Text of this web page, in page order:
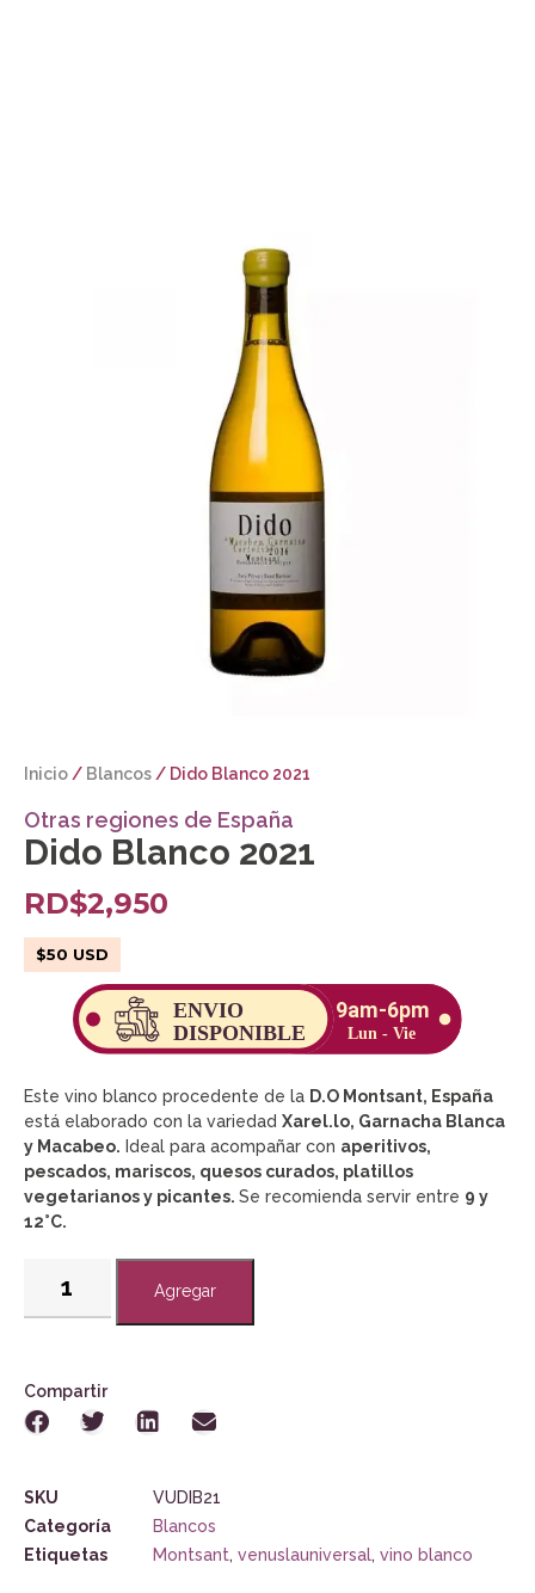
Inicio/ Blancos/ Dido Blanco 2021
Otras regiones de España
Dido Blanco 2021
RD$2,950
$50 USD
Este vino blanco procedente de la D.O Montsant, España
está elaborado con la variedad Xarel.lo, Garnacha Blanca
y Macabeo. Ideal para acompañar con aperitivos,
pescados, mariscos, quesos curados, platillos
vegetarianos y picantes. Se recomienda servir entre 9 y
12°C.
Agregar
Compartir
SKU
VUDIB21
Categoría
Blancos
Etiquetas
Montsant, venuslauniversal, vino blanco